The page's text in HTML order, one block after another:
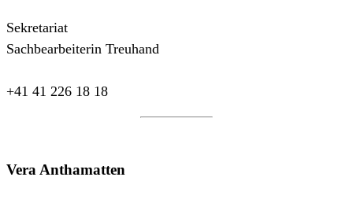
Sekretariat
Sachbearbeiterin Treuhand
+41 41 226 18 18
Vera Anthamatten